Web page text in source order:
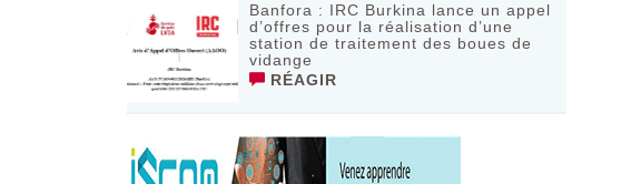
Banfora : IRC Burkina lance un appel
d’offres pour la réalisation d’une
station de traitement des boues de
vidange
RÉAGIR